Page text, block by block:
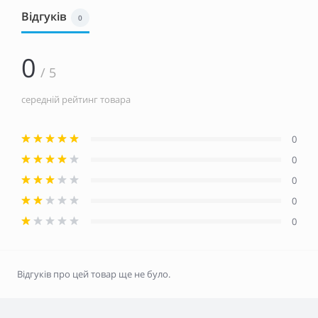
Відгуків 0
0 / 5
середній рейтинг товара
0
0
0
0
0
Відгуків про цей товар ще не було.